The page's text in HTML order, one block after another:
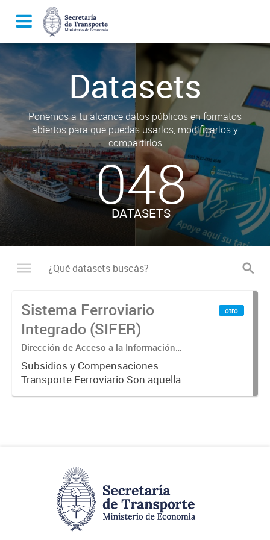
Datasets
Ponemos a tu alcance datos públicos en formatos
abiertos para que puedas usarlos, modificarlos y
compartirlos
048
DATASETS
Sistema Ferroviario
Integrado (SIFER)
Dirección de Acceso a la Información
Pública y Transparencia
Subsidios y Compensaciones
Transporte Ferroviario Son aquellas
transferencias realizadas por la
otro